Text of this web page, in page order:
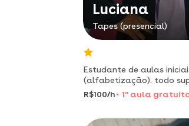
Luciana
Tapes (presencial)
Estudante de aulas
(alfabetização). todo
alunos.
R$100/h 1 a aula